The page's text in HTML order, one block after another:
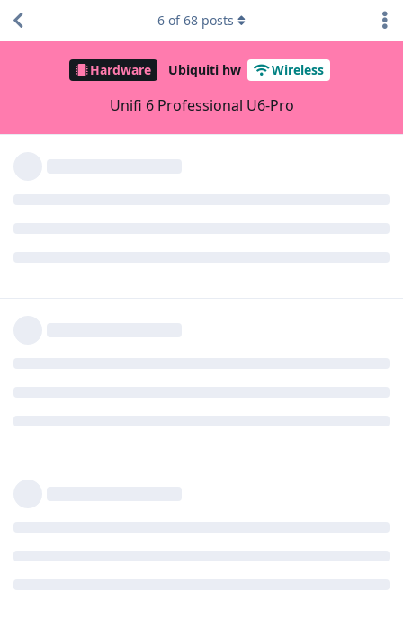
Hardware Ubiquiti hw Wireless
Unifi 6 Professional U6-Pro
6 of68 posts